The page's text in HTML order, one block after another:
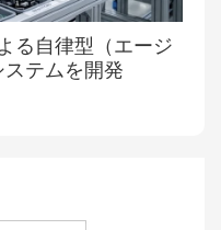
る自律型（エージ
テムを開発